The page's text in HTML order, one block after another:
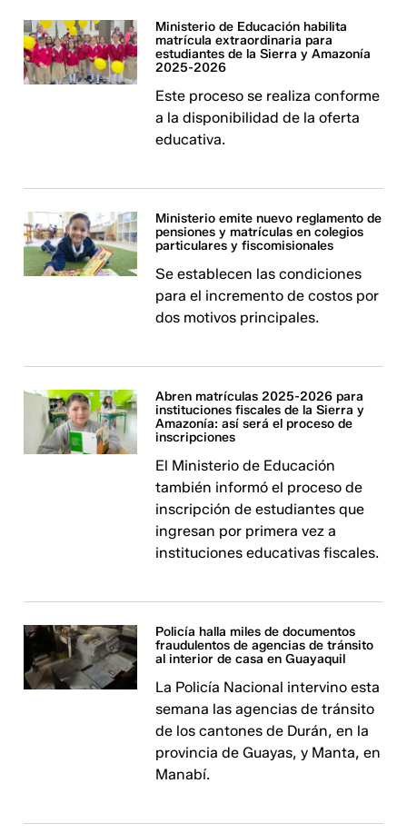
Ministerio de Educación habilita
matrícula extraordinaria para
estudiantes de la Sierra y Amazonía
2025-2026
Este proceso se realiza conforme
a la disponibilidad de la oferta
educativa.
Ministerio emite nuevo reglamento de
pensiones y matrículas en colegios
particulares y fiscomisionales
Se establecen las condiciones
para el incremento de costos por
dos motivos principales.
Abren matrículas 2025-2026 para
instituciones fiscales de la Sierra y
Amazonía: así será el proceso de
inscripciones
El Ministerio de Educación
también informó el proceso de
inscripción de estudiantes que
ingresan por primera vez a
instituciones educativas fiscales.
Policía halla miles de documentos
fraudulentos de agencias de tránsito
al interior de casa en Guayaquil
La Policía Nacional intervino esta
semana las agencias de tránsito
de los cantones de Durán, en la
provincia de Guayas, y Manta, en
Manabí.